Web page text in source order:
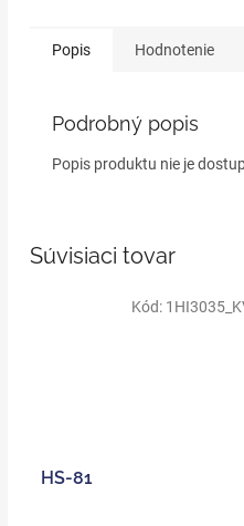
Popis Hodnotenie
Podrobný popis
Popis produktu nie je
Súvisiaci tovar
HS-81
Kód: